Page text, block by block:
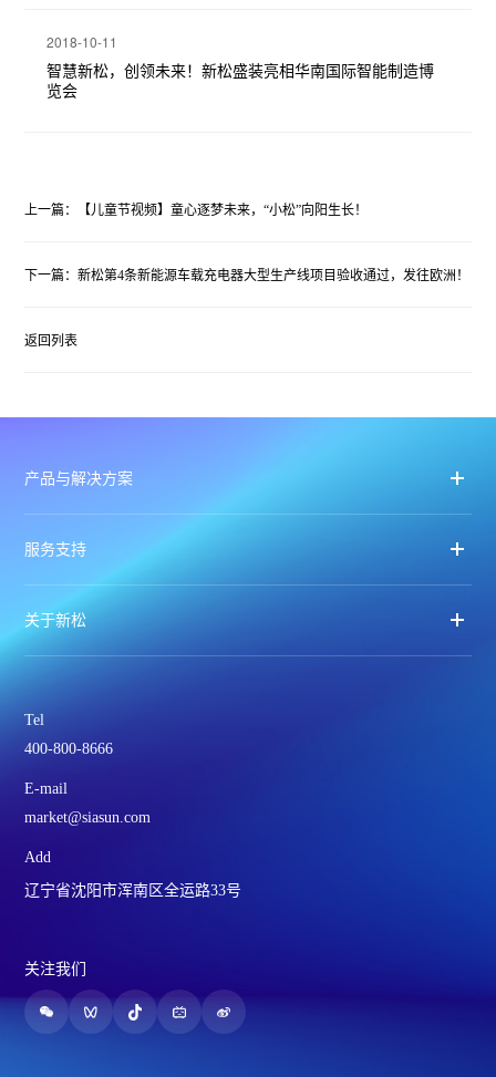
2018-10-11
智慧新松，创领未来！新松盛装亮相华南国际智能制造博
览会
上一篇：【儿童节视频】童心逐梦未来，“小松”向阳生长！
下一篇：新松第4条新能源车载充电器大型生产线项目验收通过，发往欧洲！
返回列表
产品与解决方案
服务支持
关于新松
Tel
400-800-8666
E-mail
market@siasun.com
Add
辽宁省沈阳市浑南区全运路33号
关注我们